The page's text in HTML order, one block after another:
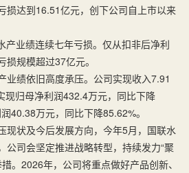
损达到16.51亿元，创下公司自上市以来
业绩连续七年亏损。仅从扣非后净利
规模超过37亿元。
绩依旧高度承压。公司实现收入7.91
现归母净利润432.4万元，同比下降
40.38万元，同比下降85.62%。
状及今后发展方向，今年5月，国联水
公司会坚定推进战略转型，持续发力“聚
措。2026年，公司将重点做好产品创新、